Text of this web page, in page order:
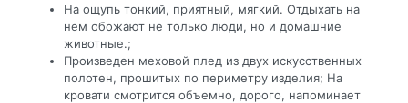
На ощупь тонкий, приятный, мягкий. Отдыхать на
нем обожают не только люди, но и домашние
животные.;
Произведен меховой плед из двух искусственных
полотен, прошитых по периметру изделия; На
кровати смотрится объемно, дорого, напоминает